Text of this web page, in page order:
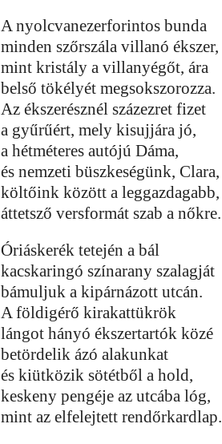
A nyolcvanezerforintos bunda
minden szőrszála villanó ékszer,
mint kristály a villanyégőt, ára
belső tökélyét megsokszorozza.
Az ékszerésznél százezret fizet
a gyűrűért, mely kisujjára jó,
a hétméteres autójú Dáma,
és nemzeti büszkeségünk, Clara,
költőink között a leggazdagabb,
áttetsző versformát szab a nőkre.
Óriáskerék tetején a bál
kacskaringó színarany szalagját
bámuljuk a kipárnázott utcán.
A földigérő kirakattükrök
lángot hányó ékszertartók közé
betördelik ázó alakunkat
és kiütközik sötétből a hold,
keskeny pengéje az utcába lóg,
mint az elfelejtett rendőrkardlap.